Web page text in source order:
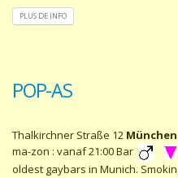
PLUS DE INFO
POP-AS
Thalkirchner Straße 12 München
ma-zon : vanaf 21:00 Bar
oldest gaybars in Munich.